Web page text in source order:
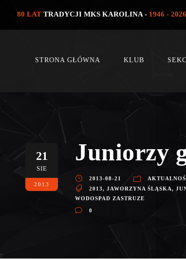
80 LAT TRADYCJI MKS KAROLINA - 1946 - 2026
STRONA GŁÓWNA KLUB
21
SIE
2013
Juniorzy
2013-08-21
2013, JAWORZYNA ŚLĄSKA,
WODOSPAD ZASTRUZE
0